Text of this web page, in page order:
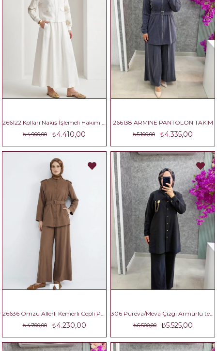
266122 Kolları Nakış İşlemeli Hakim Yaka Etekli İkili Takım
₺4.410,00
₺4.900,00
266138 ARMINE PANTOLON TAKIM
₺4.335,00
₺5.100,00
₺4.230,00
₺4.700,00 ₺5.525,00
₺6.500,00